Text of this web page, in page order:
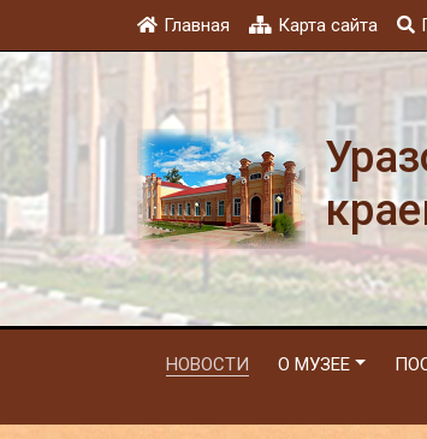
Главная Карта сайта
НОВОСТИ О МУЗЕЕ